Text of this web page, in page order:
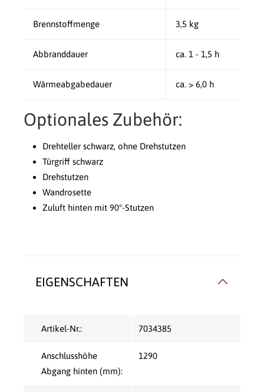
Brennstoffmenge 3,5 kg
Abbranddauer ca. 1 - 1,5 h
Wärmeabgabedauer ca. > 6,0 h
Optionales Zubehör:
Drehteller schwarz, ohne Drehstutzen
Türgriff schwarz
Drehstutzen
Wandrosette
Zuluft hinten mit 90°-Stutzen
EIGENSCHAFTEN
Artikel-Nr.: 7034385
Anschlusshöhe
Abgang hinten (mm):
1290